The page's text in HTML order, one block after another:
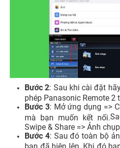
Bước 2: Sau khi cài đặt
phép Panasonic Remote 2
Bước 3: Mở ứng dụng =>
mà bạn muốn kết nối.
Swipe & Share => Ảnh
Bước 4: Sau đó toàn bộ
bạn đã hiện lên. Khi đó